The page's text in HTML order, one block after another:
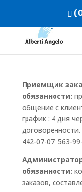
Приемщик
обязанности:
общение с
график : 4 дня
442-07-07; 563-
обязанности:
заказов,